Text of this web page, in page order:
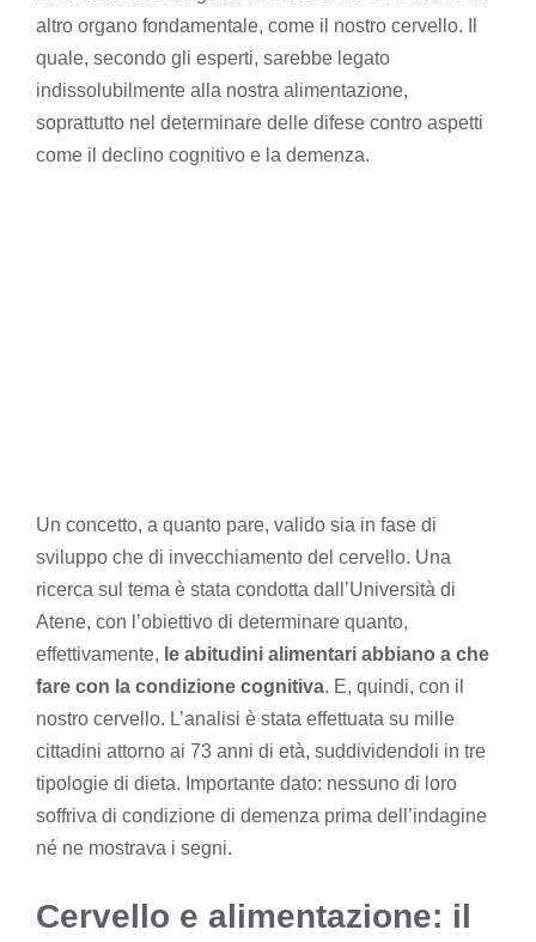
altro organo fondamentale, come il nostro cervello. Il
quale, secondo gli esperti, sarebbe legato
indissolubilmente alla nostra alimentazione,
soprattutto nel determinare delle difese contro aspetti
come il declino cognitivo e la demenza.
Un concetto, a quanto pare, valido sia in fase di
sviluppo che di invecchiamento del cervello. Una
ricerca sul tema è stata condotta dall’Università di
Atene, con l’obiettivo di determinare quanto,
effettivamente, le abitudini alimentari abbiano a che
fare con la condizione cognitiva. E, quindi, con il
nostro cervello. L’analisi è stata effettuata su mille
cittadini attorno ai 73 anni di età, suddividendoli in tre
tipologie di dieta. Importante dato: nessuno di loro
soffriva di condizione di demenza prima dell’indagine
né ne mostrava i segni.
Cervello e alimentazione: il